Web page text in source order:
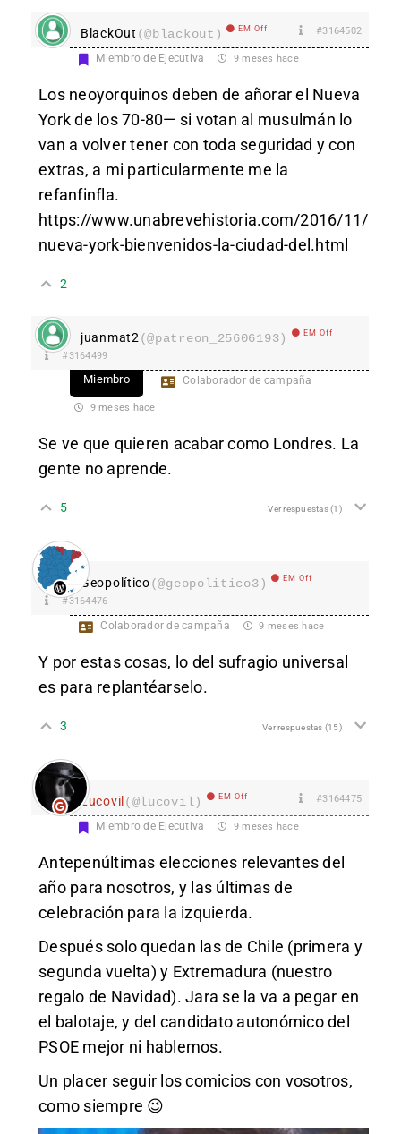
BlackOut (@blackout) EM Off #3164502
Miembro de Ejecutiva 9 meses hace
Los neoyorquinos deben de añorar el Nueva
York de los 70-80— si votan al musulmán lo
van a volver tener con toda seguridad y con
extras, a mi particularmente me la
refanfinfla.
https://www.unabrevehistoria.com/2016/11/
nueva-york-bienvenidos-la-ciudad-del.html
2
juanmat2 (@patreon_25606193) EM Off
#3164499
Miembro Colaborador de campaña
9 meses hace
Se ve que quieren acabar como Londres. La
gente no aprende.
5 Ver respuestas(1)
Geopolítico(@geopolitico3) EM Off
#3164476
Colaborador de campaña 9 meses hace
Y por estas cosas, lo del sufragio universal
es para replantéarselo.
3 Ver respuestas (15)
Lucovil(@lucovil) EM Off #3164475
Miembro de Ejecutiva 9 meses hace
Antepenúltimas elecciones relevantes del
año para nosotros, y las últimas de
celebración para la izquierda.
Después solo quedan las de Chile (primera y
segunda vuelta) y Extremadura (nuestro
regalo de Navidad). Jara se la va a pegar en
el balotaje, y del candidato autonómico del
PSOE mejor ni hablemos.
Un placer seguir los comicios con vosotros,
como siempre 😉